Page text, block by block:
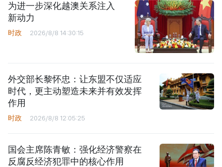
为进一步深化越澳关系注入
新动力
时政 2026/8/8 14:30:15
外交部长黎怀忠：让东盟不仅适应
时代，更主动塑造未来并有效发挥
作用
时政 2026/8/8 12:05:25
国会主席陈青敏：强化经济警察在
反腐反经济犯罪中的核心作用